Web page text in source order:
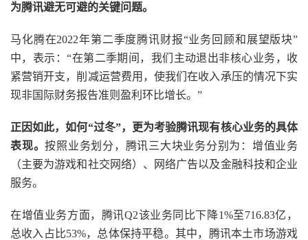
为腾讯避无可避的关键问题。
马化腾在2022年第二季度腾讯财报“业务回顾和展望版块”
中，表示：“在第二季期间，我们主动退出非核心业务，收
紧营销开支，削减运营费用，使我们在收入承压的情况下实
现非国际财务报告准则盈利环比增长。”
正因如此，如何“过冬”，更为考验腾讯现有核心业务的具体
表现。按照业务划分，腾讯三大块业务分别为：增值业务
（主要为游戏和社交网络）、网络广告以及金融科技和企业
服务。
在增值业务方面，腾讯Q2该业务同比下降1%至716.83亿，
总收入占比53%，总体保持平稳。其中，腾讯本土市场游戏